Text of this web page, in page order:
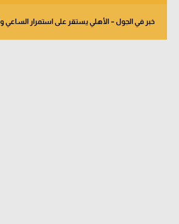
خبر في الجول – الأهلي يستقر على استمرار الساعي